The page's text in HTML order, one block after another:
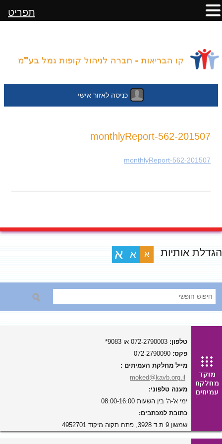
כניסה לאזור אישי
לתוכן
201507-monthlyReport-562
201507-monthlyReport-562
הגדלת אותיות א א א
טלפון:
פקס:
מייל מחלקת העמיתים :
moked@kavb.org.il
מענה טלפוני:
ימי א'-ה' בין השעות 08:00-16:00
כתובת למכתבים:
שמשון 9 ת.ד 3928, פתח תקוה מיקוד 4952701
תפריט